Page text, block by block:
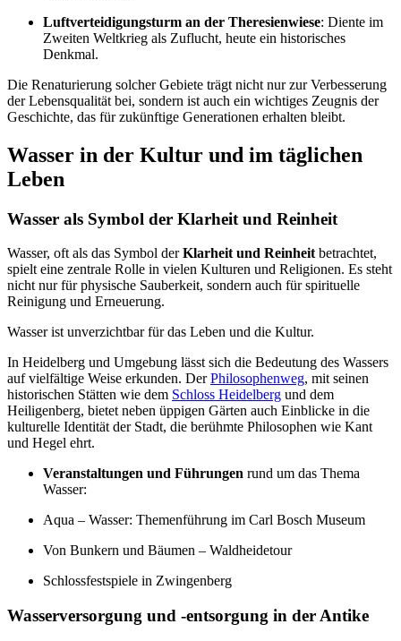
Luftverteidigungsturm an der Theresienwiese: Diente im
Zweiten Weltkrieg als Zuflucht, heute ein historisches
Denkmal.
Die Renaturierung solcher Gebiete trägt nicht nur zur Verbesserung
der Lebensqualität bei, sondern ist auch ein wichtiges Zeugnis der
Geschichte, das für zukünftige Generationen erhalten bleibt.
Wasser in der Kultur und im täglichen
Leben
Wasser als Symbol der Klarheit und Reinheit
Wasser, oft als das Symbol derKlarheit und Reinheit betrachtet,
spielt eine zentrale Rolle in vielen Kulturen und Religionen. Es steht
nicht nur für physische Sauberkeit, sondern auch für spirituelle
Reinigung und Erneuerung.
Wasser ist unverzichtbar für das Leben und die Kultur.
In Heidelberg und Umgebung lässt sich die Bedeutung des Wassers
auf vielfältige Weise erkunden. DerPhilosophenweg, mit seinen
historischen Stätten wie dem Schloss Heidelberg und dem
Heiligenberg, bietet neben üppigen Gärten auch Einblicke in die
kulturelle Identität der Stadt, die berühmte Philosophen wie Kant
und Hegel ehrt.
Veranstaltungen und Führungen rund um das Thema
Wasser:
Aqua – Wasser: Themenführung im Carl Bosch Museum
Von Bunkern und Bäumen – Waldheidetour
Schlossfestspiele in Zwingenberg
Wasserversorgung und -entsorgung in der Antike